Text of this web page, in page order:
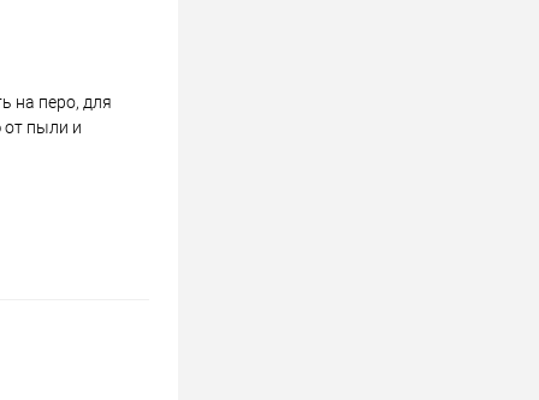
на перо, для
от пыли и